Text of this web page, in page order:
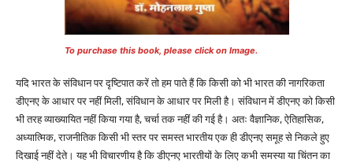
To purchase this book, please click on Image.
यदि भारत के संविधान पर दृष्टिपात करें तो हम पाते हैं कि किसी को भी भारत की नागरिकता
डीएनए के आधार पर नहीं मिली, संविधान के आधार पर मिली है। संविधान में डीएनए को किसी
भी तरह व्याख्यायित नहीं किया गया है, चर्चा तक नहीं की गई है। अतः वैज्ञानिक, ऐतिहासिक,
अध्यात्मिक, राजनीतिक किसी भी स्तर पर समस्त भारतीय एक ही डीएनए समूह से निकले हुए
दिखाई नहीं देते। यह भी विचारणीय है कि डीएनए भारतीयों के लिए कभी समस्या या चिंतन का